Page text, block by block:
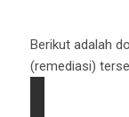
Berikut adalah
(remediasi)